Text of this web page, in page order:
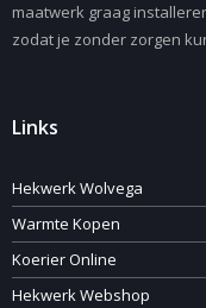
maatwerk graag
zodat je zonder zorgen
Links
Hekwerk Wolvega
Warmte Kopen
Koerier Online
Hekwerk Webshop